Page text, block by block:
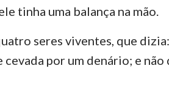
Hebreus Tiago
1 Pedro 2 Pedro
1 João 2 João
tinha uma balança na mão.
seres viventes, que
por um denário; e não